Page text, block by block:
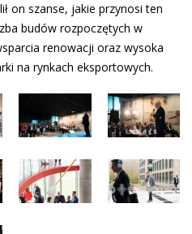
on szanse, jakie przynosi ten
budów rozpoczętych w
renowacji oraz wysoka
na rynkach eksportowych.